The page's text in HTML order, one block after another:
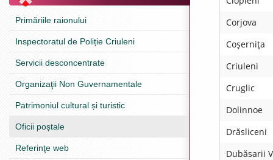
Primăriile raionului
Inspectoratul de Poliție Criuleni
Servicii desconcentrate
Organizaţii Non Guvernamentale
Patrimoniul cultural și turistic
Oficii poștale
Referinţe web
Corjova
Coşerniţa
Criuleni
Cruglic
Dolinnoe
Drăsliceni
Dubăsarii